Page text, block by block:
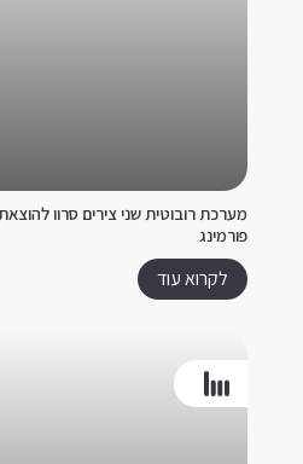
מערכת רובוטית שני צירים סרוו
פורמינג
לקרוא עוד